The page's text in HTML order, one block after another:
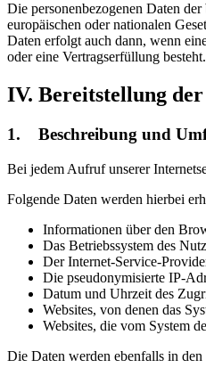
Die personenbezogenen Daten
europäischen oder nationalen
Daten erfolgt auch dann, wenn
oder eine Vertragserfüllung besteht.
IV. Bereitstellung
1. Beschreibung und
Bei jedem Aufruf unserer
Folgende Daten werden hierbei
Informationen über den
Das Betriebssystem des
Der Internet-Service-
Die pseudonymisierte IP-
Datum und Uhrzeit des
Websites, von denen das
Websites, die vom System
Die Daten werden ebenfalls in den